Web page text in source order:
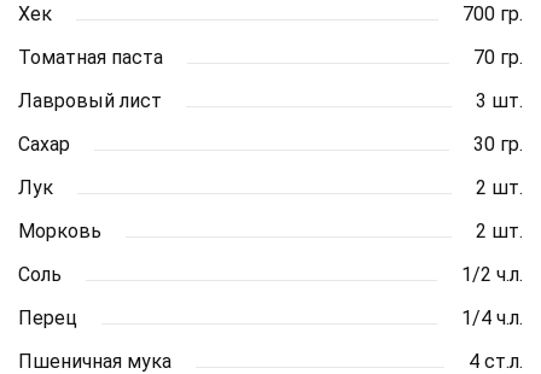
Хек
700 гр.
Томатная паста
70 гр.
Лавровый лист
3 шт.
Сахар
30 гр.
Лук
2 шт.
Морковь
2 шт.
Соль
1/2 ч.л.
Перец
1/4 ч.л.
Пшеничная мука
4 ст.л.